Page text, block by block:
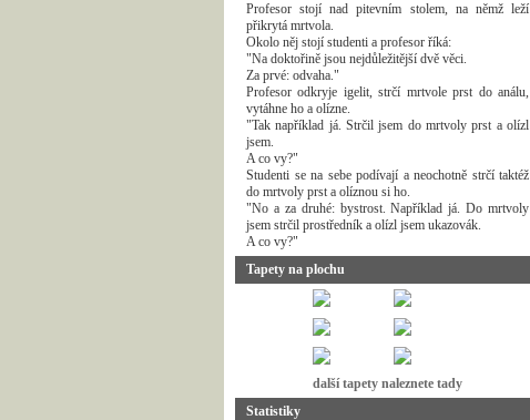
Profesor stojí nad pitevním stolem, na němž leží
přikrytá mrtvola.
Okolo něj stojí studenti a profesor říká:
"Na doktořině jsou nejdůležitější dvě věci.
Za prvé: odvaha."
Profesor odkryje igelit, strčí mrtvole prst do análu,
vytáhne ho a olízne.
"Tak například já. Strčil jsem do mrtvoly prst a olízl
jsem.
A co vy?"
Studenti se na sebe podívají a neochotně strčí taktéž
do mrtvoly prst a olíznou si ho.
"No a za druhé: bystrost. Například já. Do mrtvoly
jsem strčil prostředník a olízl jsem ukazovák.
A co vy?"
Tapety na plochu
další tapety naleznete tady
Statistiky